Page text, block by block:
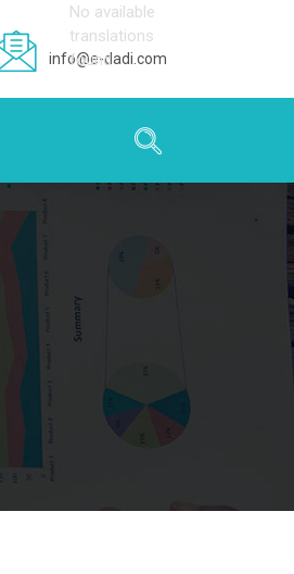
info@e-dadi.com
No available
translations
found